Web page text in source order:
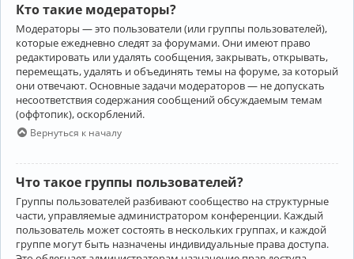
Кто такие модераторы?
Модераторы — это пользователи (или группы пользователей),
которые ежедневно следят за форумами. Они имеют право
редактировать или удалять сообщения, закрывать, открывать,
перемещать, удалять и объединять темы на форуме, за который
они отвечают. Основные задачи модераторов — не допускать
несоответствия содержания сообщений обсуждаемым темам
(оффтопик), оскорблений.
Вернуться к началу
Что такое группы пользователей?
Группы пользователей разбивают сообщество на структурные
части, управляемые администратором конференции. Каждый
пользователь может состоять в нескольких группах, и каждой
группе могут быть назначены индивидуальные права доступа.